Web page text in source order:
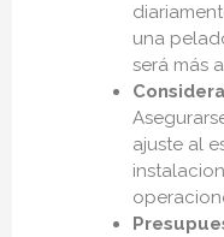
una
será más
ajuste al